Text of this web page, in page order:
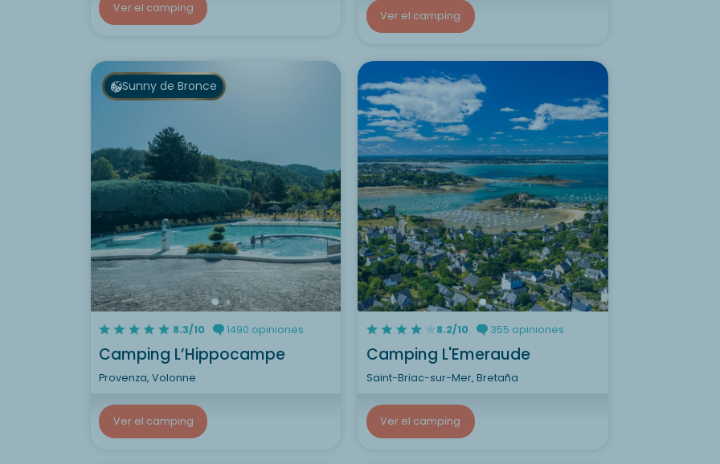
Ver el camping
Ver el camping
Sunny de Bronce
8.3/10 1490 opiniones
Camping L’Hippocampe
Provenza, Volonne
Ver el camping
8.2/10 355 opiniones
Camping L'Emeraude
Saint-Briac-sur-Mer, Bretaña
Ver el camping